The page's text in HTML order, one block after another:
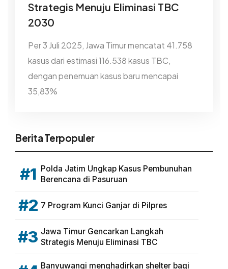
Strategis Menuju Eliminasi TBC
2030
Per 3 Juli 2025, Jawa Timur mencatat 41.758
kasus dari estimasi 116.538 kasus TBC,
dengan penemuan kasus baru mencapai
35,83%
Berita Terpopuler
#1 Polda Jatim Ungkap Kasus Pembunuhan
Berencana di Pasuruan
#2 7 Program Kunci Ganjar di Pilpres
#3 Jawa Timur Gencarkan Langkah
Strategis Menuju Eliminasi TBC
Banyuwangi menghadirkan shelter bagi